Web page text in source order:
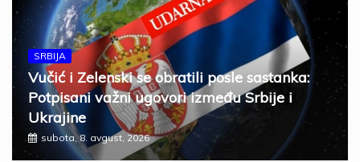
SRBIJA
Vučić i Zelenski se obratili posle sastanka:
Potpisani važni ugovori između Srbije i
Ukrajine
subota, 8. avgust, 2026